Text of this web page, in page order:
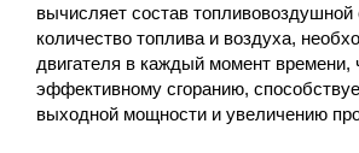
вычисляет состав топливовоздушной
количество топлива и воздуха,
двигателя в каждый момент времени,
эффективному сгоранию,
выходной мощности и увеличению